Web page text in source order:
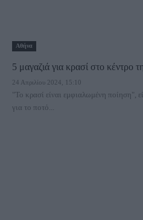
Αθήνα
5 μαγαζιά για κρασί στο κέντρο
24 Απριλίου 2024, 15:10
"Το κρασί είναι εμφιαλωμένη ποίηση",
για το ποτό...